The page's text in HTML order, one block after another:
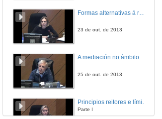
23 de out. de 2013
A mediación no ámbito da saúde
25 de out. de 2013
Parte I